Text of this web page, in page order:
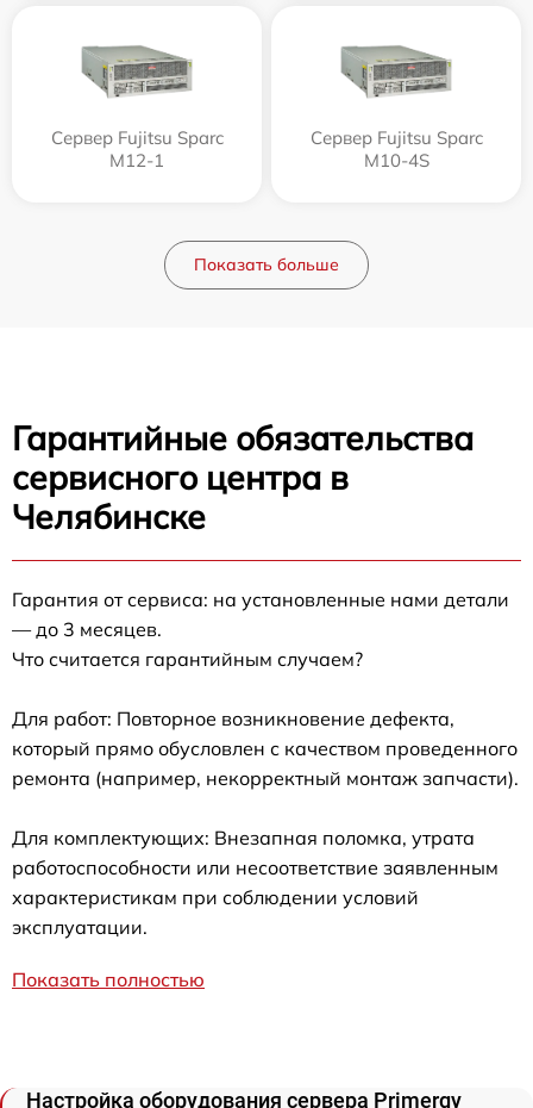
Сервер Fujitsu Sparc
M12-1
Сервер Fujitsu Sparc
M10-4S
Показать больше
Гарантийные обязательства
сервисного центра в
Челябинске
Гарантия от сервиса: на установленные нами детали
— до 3 месяцев.
Что считается гарантийным случаем?
Для работ: Повторное возникновение дефекта,
который прямо обусловлен с качеством проведенного
ремонта (например, некорректный монтаж запчасти).
Для комплектующих: Внезапная поломка, утрата
работоспособности или несоответствие заявленным
характеристикам при соблюдении условий
эксплуатации.
Показать полностью
Настройка оборудования сервера Primergy